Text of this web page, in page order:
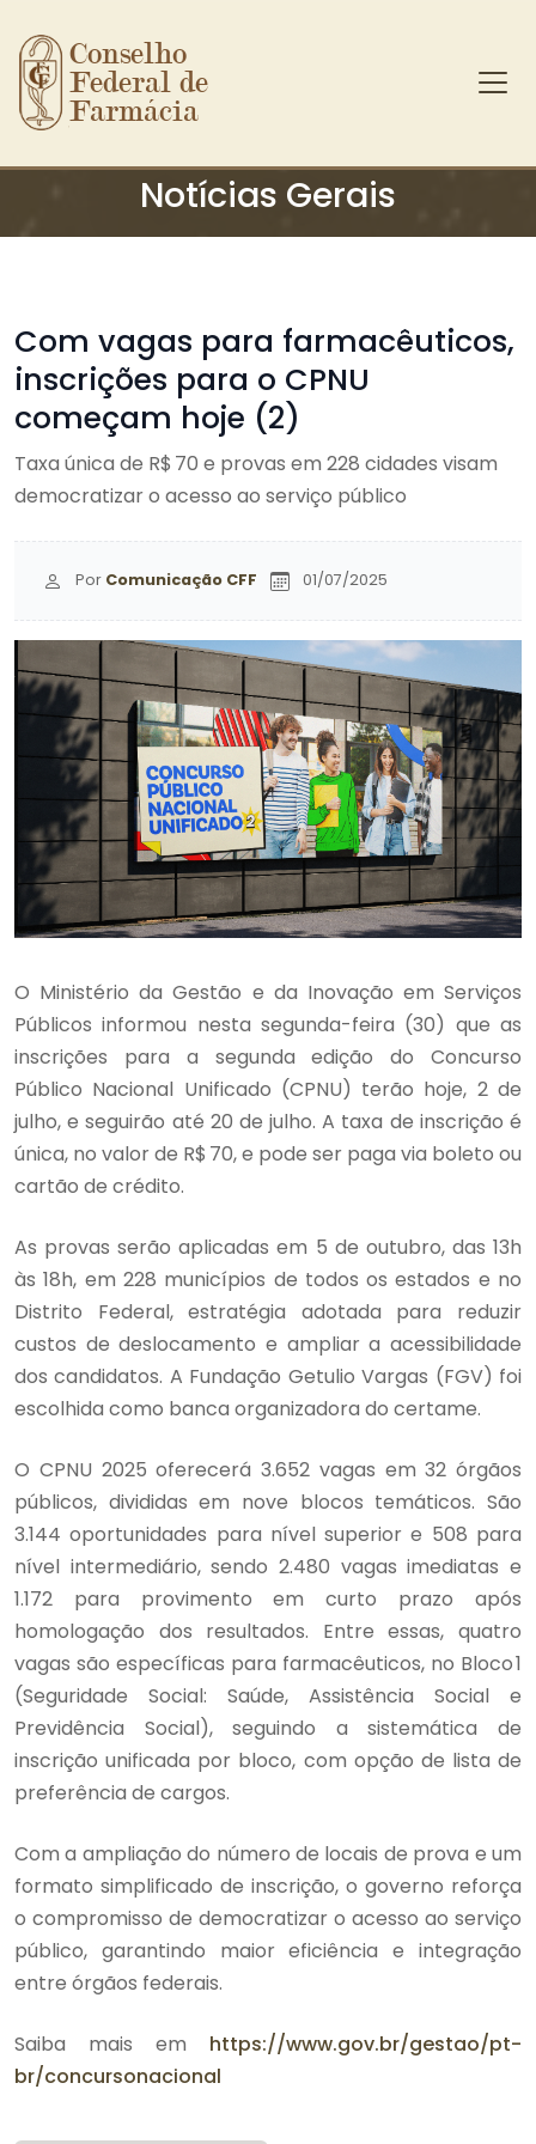
Ir para o conteúdo principal
Conselho
Federal de
Farmácia
Notícias Gerais
Com vagas para farmacêuticos,
inscrições para o CPNU
começam hoje (2)
Taxa única de R$ 70 e provas em 228 cidades visam
democratizar o acesso ao serviço público
Por Comunicação CFF 01/07/2025
O Ministério da Gestão e da Inovação em Serviços
Públicos informou nesta segunda-feira (30) que as
inscrições para a segunda edição do Concurso
Público Nacional Unificado (CPNU) terão hoje, 2 de
julho, e seguirão até 20 de julho. A taxa de inscrição é
única, no valor de R$ 70, e pode ser paga via boleto ou
cartão de crédito.
As provas serão aplicadas em 5 de outubro, das 13h
às 18h, em 228 municípios de todos os estados e no
Distrito Federal, estratégia adotada para reduzir
custos de deslocamento e ampliar a acessibilidade
dos candidatos. A Fundação Getulio Vargas (FGV) foi
escolhida como banca organizadora do certame.
O CPNU 2025 oferecerá 3.652 vagas em 32 órgãos
públicos, divididas em nove blocos temáticos. São
3.144 oportunidades para nível superior e 508 para
nível intermediário, sendo 2.480 vagas imediatas e
1.172 para provimento em curto prazo após
homologação dos resultados. Entre essas, quatro
vagas são específicas para farmacêuticos, no Bloco 1
(Seguridade Social: Saúde, Assistência Social e
Previdência Social), seguindo a sistemática de
inscrição unificada por bloco, com opção de lista de
preferência de cargos.
Com a ampliação do número de locais de prova e um
formato simplificado de inscrição, o governo reforça
o compromisso de democratizar o acesso ao serviço
público, garantindo maior eficiência e integração
entre órgãos federais.
Saiba mais em https://www.gov.br/gestao/pt-
br/concursonacional